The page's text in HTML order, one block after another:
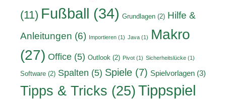
(11) Fußball (34) Grundlagen (2) Hilfe &
Anleitungen (6) Importieren (1) Java (1)
Makro
(27) Office (5) Outlook (2) Pivot (1) Sicherheitslücke (1)
Software (2) Spalten (5) Spiele (7) Spielvorlagen (3)
Tipps & Tricks (25)Tippspiel